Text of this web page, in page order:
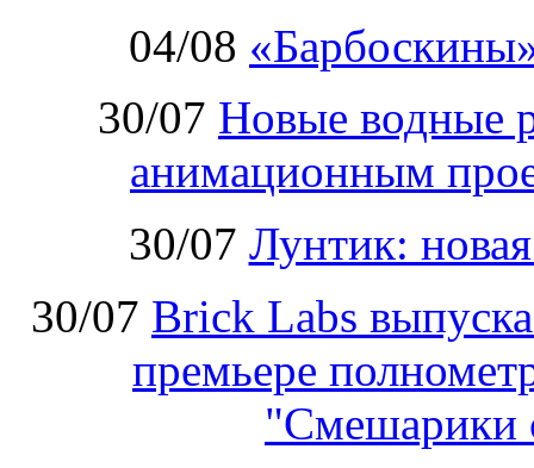
04/08
30/07 Новые водные
анимационным
30/07 Лунтик:
30/07 Brick Labs
премьере
"Смешарики